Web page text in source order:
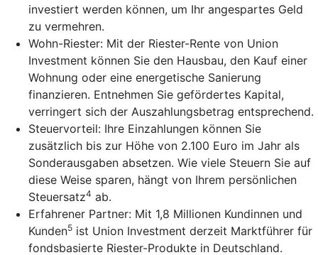
investiert werden können, um Ihr angespartes Geld
zu vermehren.
Wohn-Riester: Mit der Riester-Rente von Union
Investment können Sie den Hausbau, den Kauf einer
Wohnung oder eine energetische Sanierung
finanzieren. Entnehmen Sie gefördertes Kapital,
verringert sich der Auszahlungsbetrag entsprechend.
Steuervorteil: Ihre Einzahlungen können Sie
zusätzlich bis zur Höhe von 2.100 Euro im Jahr als
Sonderausgaben absetzen. Wie viele Steuern Sie auf
diese Weise sparen, hängt von Ihrem persönlichen
Steuersatz4 ab.
Erfahrener Partner: Mit 1,8 Millionen Kundinnen und
Kunden5 ist Union Investment derzeit Marktführer für
fondsbasierte Riester-Produkte in Deutschland.